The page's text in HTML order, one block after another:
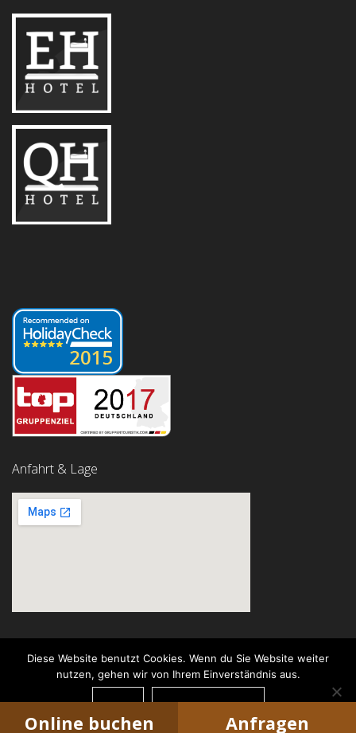
Anfahrt & Lage
© Garni Hotel Rödelheimer Hof
Concept by
Institut für
Internetmarketing
Diese Website benutzt Cookies. Wenn du Sie Website weiter
nutzen, gehen wir von Ihrem Einverständnis aus.